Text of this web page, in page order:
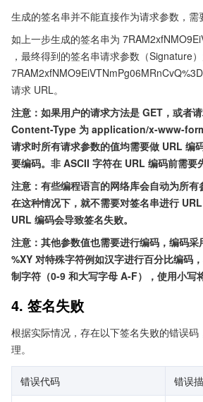
生成的签名串并不能直接作为请求参数，需
如上一步生成的签名串为
，最终得到的签名串请求参数（Signature）
请求 URL。
注意：如果用户的请求方法是 GET，或者
Content-Type 为 application/x-www-
请求时所有请求参数的值均需要做 URL 编
要编码。非 ASCII 字符在 URL 编码前需要
注意：有些编程语言的网络库会自动为所
在这种情况下，就不需要对签名串进行
URL 编码会导致签名失败。
注意：其他参数值也需要进行编码，编码采
%XY 对特殊字符例如汉字进行百分比编码
制字符（0-9 和大写字母 A-F），使用小写
4. 签名失败
根据实际情况，存在以下签名失败的错误码
理。
错误代码 错误